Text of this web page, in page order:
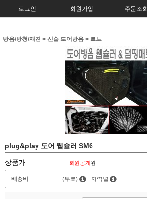
로그인 회원가입 주문조회
방음/방청/재진 > 신슐 도어방음 > 르노
plug&play 도어 웹슐러 SM6
상품가 회원공개원
배송비 (무료) 지역별